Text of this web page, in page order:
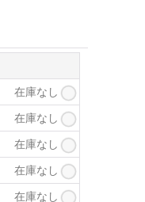
在庫なし
在庫なし
在庫なし
在庫なし
在庫なし